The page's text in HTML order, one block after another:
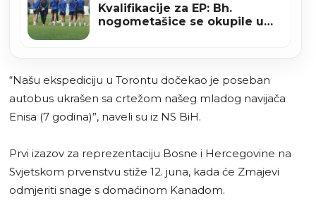
Kvalifikacije za EP: Bh.
nogometašice se okupile u
“Našu ekspediciju u Torontu dočekao je poseban
autobus ukrašen sa crtežom našeg mladog navijača
Enisa (7 godina)”, naveli su iz NS BiH.
Prvi izazov za reprezentaciju Bosne i Hercegovine na
Svjetskom prvenstvu stiže 12. juna, kada će Zmajevi
odmjeriti snage s domaćinom Kanadom.